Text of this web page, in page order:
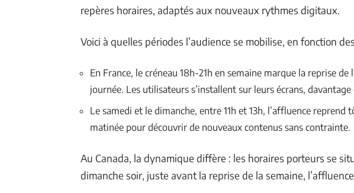
repères horaires, adaptés aux nouveaux rythmes digitaux.
Voici à quelles périodes l’audience se mobilise, en fonction
En France, le créneau 18h-21h en semaine marque la reprise
journée. Les utilisateurs s’installent sur leurs écrans,
Le samedi et le dimanche, entre 11h et 13h, l’affluence
matinée pour découvrir de nouveaux contenus sans contrainte.
Au Canada, la dynamique diffère : les horaires porteurs se
dimanche soir, juste avant la reprise de la semaine,